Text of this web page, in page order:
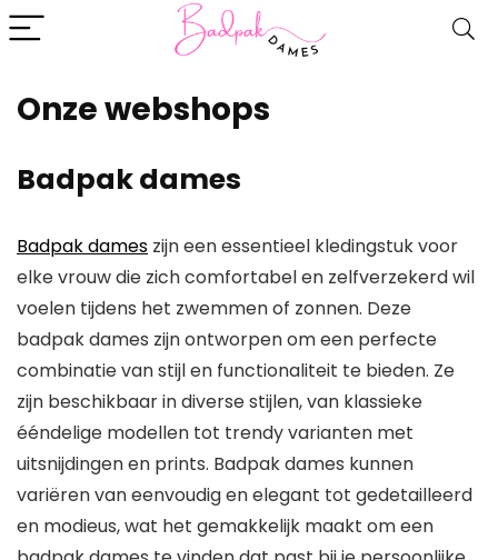
Onze webshops
Badpak dames
Badpak dames zijn een essentieel kledingstuk voor
elke vrouw die zich comfortabel en zelfverzekerd wil
voelen tijdens het zwemmen of zonnen. Deze
badpak dames zijn ontworpen om een perfecte
combinatie van stijl en functionaliteit te bieden. Ze
zijn beschikbaar in diverse stijlen, van klassieke
ééndelige modellen tot trendy varianten met
uitsnijdingen en prints. Badpak dames kunnen
variëren van eenvoudig en elegant tot gedetailleerd
en modieus, wat het gemakkelijk maakt om een